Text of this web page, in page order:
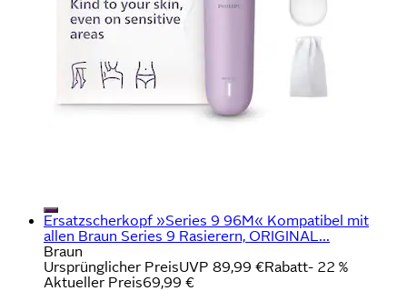
Ersatzscherkopf »Series 9 96M« Kompatibel mit
allen Braun Series 9 Rasierern, ORIGINAL...
Braun
Ursprünglicher PreisUVP 89,99 €Rabatt- 22 %
Aktueller Preis69,99 €